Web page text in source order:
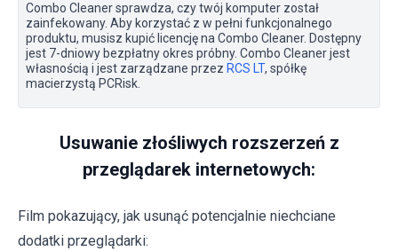
Combo Cleaner sprawdza, czy twój komputer został
zainfekowany. Aby korzystać z w pełni funkcjonalnego
produktu, musisz kupić licencję na Combo Cleaner. Dostępny
jest 7-dniowy bezpłatny okres próbny. Combo Cleaner jest
własnością i jest zarządzane przez RCS LT, spółkę
macierzystą PCRisk.
Usuwanie złośliwych rozszerzeń z
przeglądarek internetowych:
Film pokazujący, jak usunąć potencjalnie niechciane
dodatki przeglądarki: